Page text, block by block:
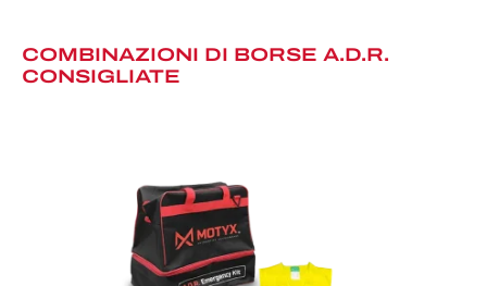
COMBINAZIONI DI BORSE A.D.R.
CONSIGLIATE